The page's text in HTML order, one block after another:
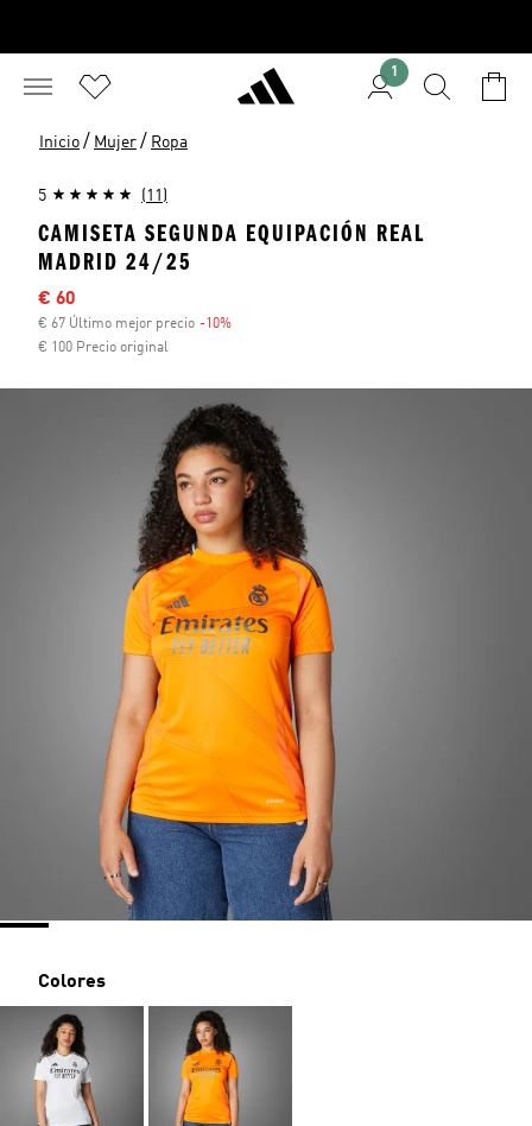
1
Inicio / Mujer / Ropa
5 (11)
CAMISETA SEGUNDA EQUIPACIÓN REAL
MADRID 24/25
Precio rebajado
€ 60
€ 67 Último mejor precio -10%
€ 100 Precio original
Colores